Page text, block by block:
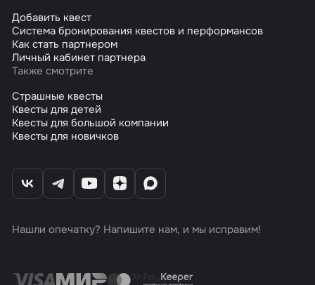
Добавить квест
Система бронирования квестов и перформансов
Как стать партнером
Личный кабинет партнера
Также смотрите
Страшные квесты
Квесты для детей
Квесты для большой компании
Квесты для новичков
Нашли опечатку? Напишите нам, и мы исправим!